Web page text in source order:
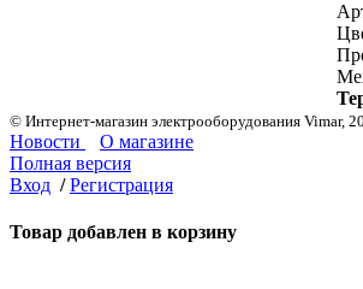
© Интернет-магазин электрооборудования Vimar,
Новости
О магазине
Полная версия
Вход / Регистрация
Товар добавлен в корзину